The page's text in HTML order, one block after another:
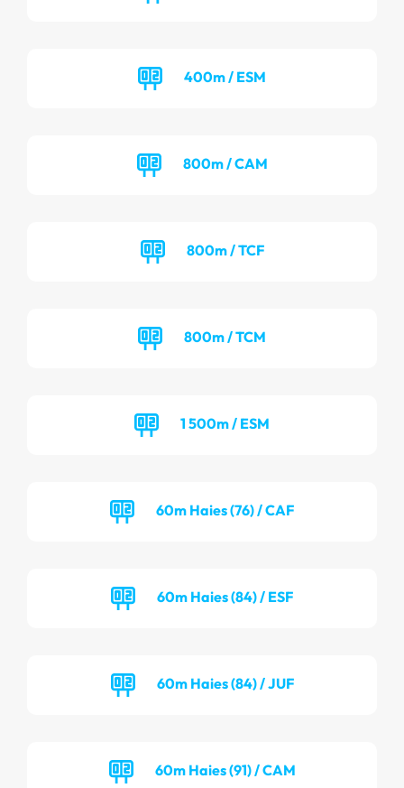
400m / ESM
800m / CAM
800m / TCF
800m / TCM
1 500m / ESM
60m Haies (76) / CAF
60m Haies (84) / ESF
60m Haies (84) / JUF
60m Haies (91) / CAM